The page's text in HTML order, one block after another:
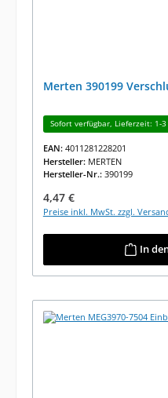
Merten 390199
Sofort verfügbar, Lieferzeit: 1-3
EAN: 4011281228201
Hersteller: MERTEN
Hersteller-Nr.: 390199
Regulärer Preis:
4,47 €
Preise inkl. MwSt. zzgl.
In